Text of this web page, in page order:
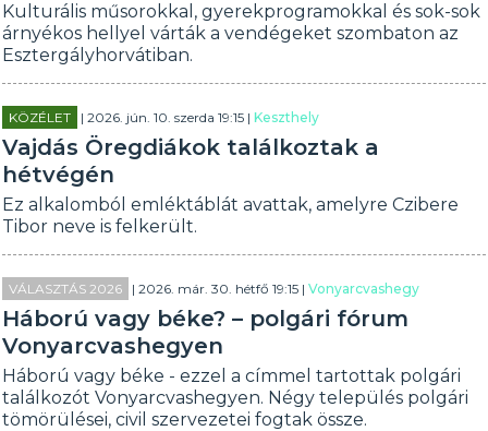
Kulturális műsorokkal, gyerekprogramokkal és sok-sok
árnyékos hellyel várták a vendégeket szombaton az
Esztergályhorvátiban.
KÖZÉLET | 2026. jún. 10. szerda 19:15 |Keszthely
Vajdás Öregdiákok találkoztak a
hétvégén
Ez alkalomból emléktáblát avattak, amelyre Czibere
Tibor neve is felkerült.
VÁLASZTÁS 2026 | 2026. már. 30. hétfő 19:15 |Vonyarcvashegy
Háború vagy béke? – polgári fórum
Vonyarcvashegyen
Háború vagy béke - ezzel a címmel tartottak polgári
találkozót Vonyarcvashegyen. Négy település polgári
tömörülései, civil szervezetei fogtak össze.